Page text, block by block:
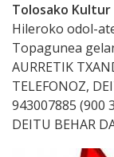
Tolosako
Hileroko odol-
Topagunea
AURRETIK
TELEFONOZ,
943007885 (900
DEITU BEHAR